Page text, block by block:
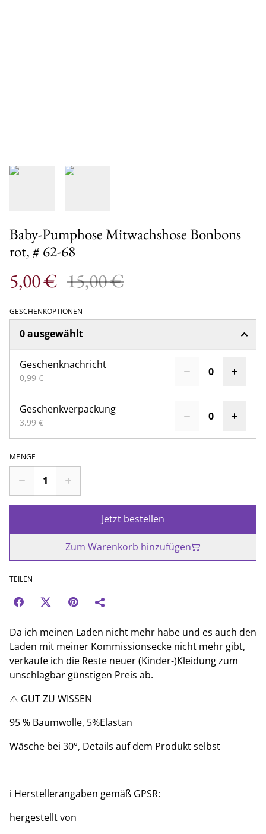
Baby-Pumphose Mitwachshose Bonbons
rot, # 62-68
5,00 € 15,00 €
GESCHENKOPTIONEN
0 ausgewählt
Geschenknachricht
0,99 €
Geschenkverpackung
3,99 €
MENGE
Jetzt bestellen
Zum Warenkorb hinzufügen
TEILEN
Da ich meinen Laden nicht mehr habe und es auch den
Laden mit meiner Kommissionsecke nicht mehr gibt,
verkaufe ich die Reste neuer (Kinder-)Kleidung zum
unschlagbar günstigen Preis ab.
⚠️ GUT ZU WISSEN
95 % Baumwolle, 5%Elastan
Wäsche bei 30°, Details auf dem Produkt selbst
ℹ️ Herstellerangaben gemäß GPSR:
hergestellt von